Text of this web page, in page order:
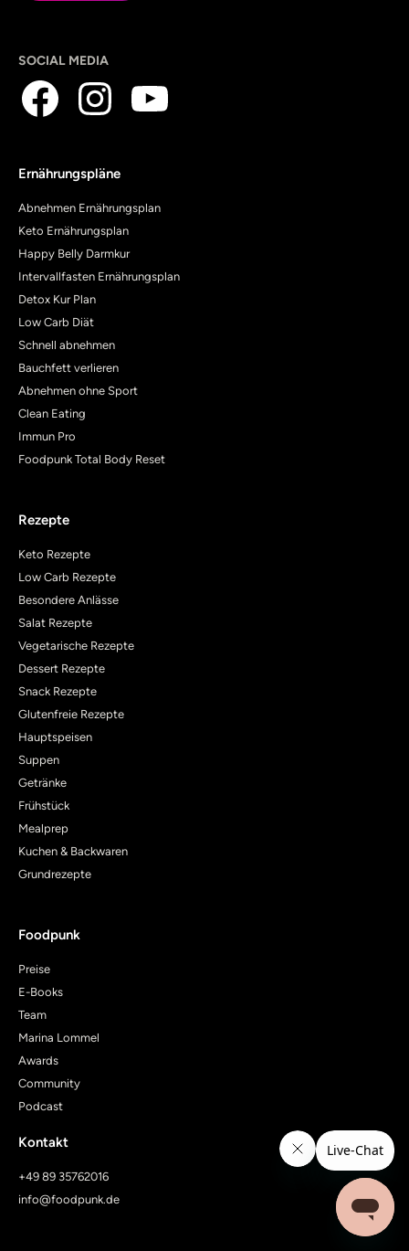
SOCIAL MEDIA
Ernährungspläne
Abnehmen Ernährungsplan
Keto Ernährungsplan
Happy Belly Darmkur
Intervallfasten Ernährungsplan
Detox Kur Plan
Low Carb Diät
Schnell abnehmen
Bauchfett verlieren
Abnehmen ohne Sport
Clean Eating
Immun Pro
Foodpunk Total Body Reset
Rezepte
Keto Rezepte
Low Carb Rezepte
Besondere Anlässe
Salat Rezepte
Vegetarische Rezepte
Dessert Rezepte
Snack Rezepte
Glutenfreie Rezepte
Hauptspeisen
Suppen
Getränke
Frühstück
Mealprep
Kuchen & Backwaren
Grundrezepte
Foodpunk
Preise
E-Books
Team
Marina Lommel
Awards
Community
Podcast
Kontakt
+49 89 35762016
info@foodpunk.de